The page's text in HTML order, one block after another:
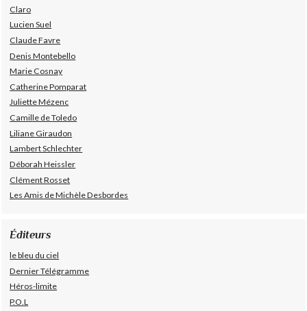
Claro
Lucien Suel
Claude Favre
Denis Montebello
Marie Cosnay
Catherine Pomparat
Juliette Mézenc
Camille de Toledo
Liliane Giraudon
Lambert Schlechter
Déborah Heissler
Clément Rosset
Les Amis de Michèle Desbordes
Éditeurs
le bleu du ciel
Dernier Télégramme
Héros-limite
P.O.L